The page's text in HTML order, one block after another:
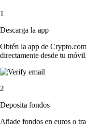
1
Descarga la app
Obtén la app de
directamente desde tu móvil.
2
Deposita fondos
Añade fondos en euros o